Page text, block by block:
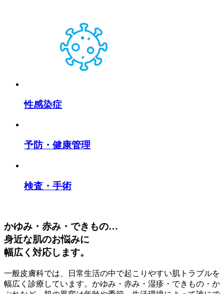
性感染症
予防・健康管理
検査・手術
かゆみ・赤み・できもの…
身近な肌のお悩みに
幅広く対応します。
一般皮膚科では、日常生活の中で起こりやすい肌トラブルを
幅広く診療しています。かゆみ・赤み・湿疹・できもの・か